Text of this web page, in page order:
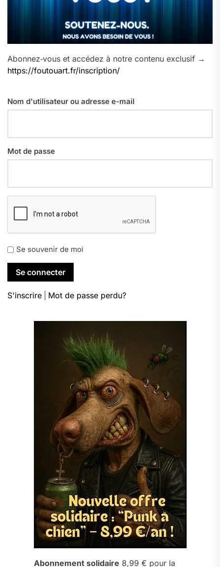
Abonnez‑vous et accédez à notre contenu exclusif →
https://foutouart.fr/inscription/
Nom d'utilisateur ou adresse e-mail
Mot de passe
Se souvenir de moi
S'inscrire Mot de passe perdu?
Abonnement solidaire 8,99 € pour la